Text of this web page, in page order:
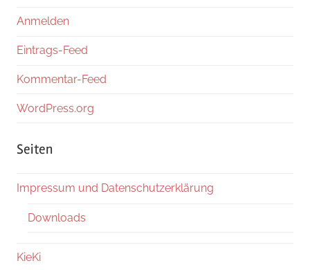
Anmelden
Eintrags-Feed
Kommentar-Feed
WordPress.org
Seiten
Impressum und Datenschutzerklärung
Downloads
KieKi